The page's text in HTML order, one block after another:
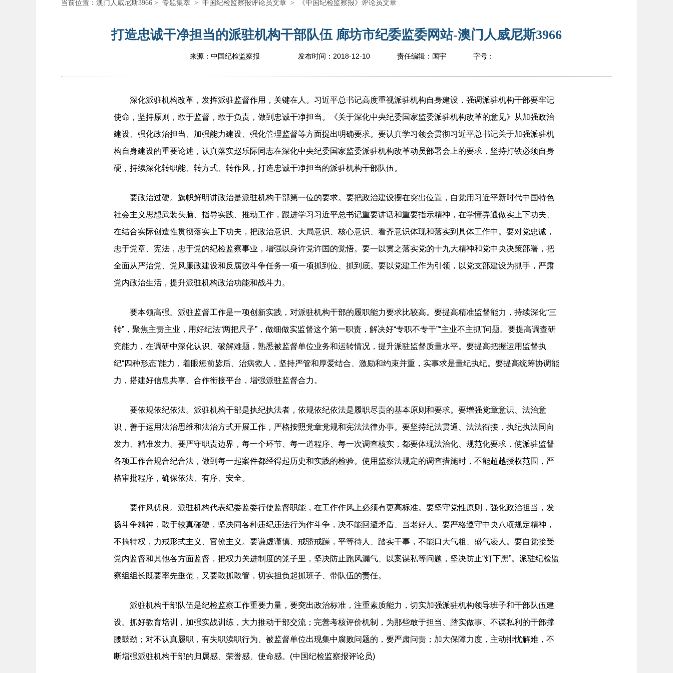
当前位置： 澳门人威尼斯3966 > 专题集萃 > 中国纪检监察报评论员文章 > 《中国纪检监察报》评论员文章
打造忠诚干净担当的派驻机构干部队伍 廊坊市纪委监委网站-澳门人威尼斯3966
来源：中国纪检监察报 发布时间： 2018-12-10 责任编辑： 国宇 字号：
深化派驻机构改革，发挥派驻监督作用，关键在人。习近平总书记高度重视派驻机构自身建设，强调派驻机构干部要牢记
使命，坚持原则，敢于监督，敢于负责，做到忠诚干净担当。《关于深化中央纪委国家监委派驻机构改革的意见》从加强政治
建设、强化政治担当、加强能力建设、强化管理监督等方面提出明确要求。要认真学习领会贯彻习近平总书记关于加强派驻机
构自身建设的重要论述，认真落实赵乐际同志在深化中央纪委国家监委派驻机构改革动员部署会上的要求，坚持打铁必须自身
硬，持续深化转职能、转方式、转作风，打造忠诚干净担当的派驻机构干部队伍。
要政治过硬。旗帜鲜明讲政治是派驻机构干部第一位的要求。要把政治建设摆在突出位置，自觉用习近平新时代中国特色
社会主义思想武装头脑、指导实践、推动工作，跟进学习习近平总书记重要讲话和重要指示精神，在学懂弄通做实上下功夫、
在结合实际创造性贯彻落实上下功夫，把政治意识、大局意识、核心意识、看齐意识体现和落实到具体工作中。要对党忠诚，
忠于党章、宪法，忠于党的纪检监察事业，增强以身许党许国的觉悟。要一以贯之落实党的十九大精神和党中央决策部署，把
全面从严治党、党风廉政建设和反腐败斗争任务一项一项抓到位、抓到底。要以党建工作为引领，以党支部建设为抓手，严肃
党内政治生活，提升派驻机构政治功能和战斗力。
要本领高强。派驻监督工作是一项创新实践，对派驻机构干部的履职能力要求比较高。要提高精准监督能力，持续深化“三
转”，聚焦主责主业，用好纪法“两把尺子”，做细做实监督这个第一职责，解决好“专职不专干”“主业不主抓”问题。要提高调查研
究能力，在调研中深化认识、破解难题，熟悉被监督单位业务和运转情况，提升派驻监督质量水平。要提高把握运用监督执
纪“四种形态”能力，着眼惩前毖后、治病救人，坚持严管和厚爱结合、激励和约束并重，实事求是量纪执纪。要提高统筹协调能
力，搭建好信息共享、合作衔接平台，增强派驻监督合力。
要依规依纪依法。派驻机构干部是执纪执法者，依规依纪依法是履职尽责的基本原则和要求。要增强党章意识、法治意
识，善于运用法治思维和法治方式开展工作，严格按照党章党规和宪法法律办事。要坚持纪法贯通、法法衔接，执纪执法同向
发力、精准发力。要严守职责边界，每一个环节、每一道程序、每一次调查核实，都要体现法治化、规范化要求，使派驻监督
各项工作合规合纪合法，做到每一起案件都经得起历史和实践的检验。使用监察法规定的调查措施时，不能超越授权范围，严
格审批程序，确保依法、有序、安全。
要作风优良。派驻机构代表纪委监委行使监督职能，在工作作风上必须有更高标准。要坚守党性原则，强化政治担当，发
扬斗争精神，敢于较真碰硬，坚决同各种违纪违法行为作斗争，决不能回避矛盾、当老好人。要严格遵守中央八项规定精神，
不搞特权，力戒形式主义、官僚主义。要谦虚谨慎、戒骄戒躁，平等待人、踏实干事，不能口大气粗、盛气凌人。要自觉接受
党内监督和其他各方面监督，把权力关进制度的笼子里，坚决防止跑风漏气、以案谋私等问题，坚决防止“灯下黑”。派驻纪检监
察组组长既要率先垂范，又要敢抓敢管，切实担负起抓班子、带队伍的责任。
派驻机构干部队伍是纪检监察工作重要力量，要突出政治标准，注重素质能力，切实加强派驻机构领导班子和干部队伍建
设。抓好教育培训，加强实战训练，大力推动干部交流；完善考核评价机制，为那些敢于担当、踏实做事、不谋私利的干部撑
腰鼓劲；对不认真履职，有失职渎职行为、被监督单位出现集中腐败问题的，要严肃问责；加大保障力度，主动排忧解难，不
断增强派驻机构干部的归属感、荣誉感、使命感。(中国纪检监察报评论员)